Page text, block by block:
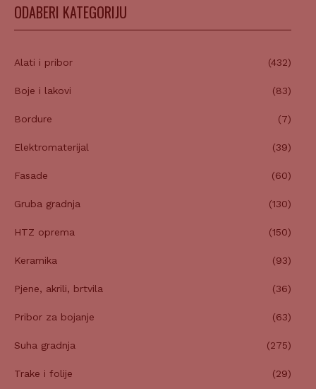
ODABERI KATEGORIJU
Alati i pribor (432)
Boje i lakovi (83)
Bordure (7)
Elektromaterijal (39)
Fasade (60)
Gruba gradnja (130)
HTZ oprema (150)
Keramika (93)
Pjene, akrili, brtvila (36)
Pribor za bojanje (63)
Suha gradnja (275)
Trake i folije (29)